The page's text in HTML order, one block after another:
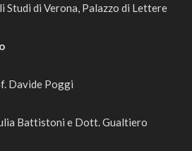
Studi di Verona, Palazzo di Lettere
Davide Poggi
Battistoni e Dott. Gualtiero